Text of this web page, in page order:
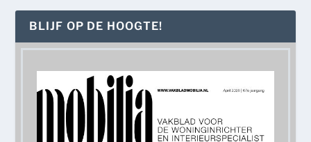
BLIJF OP DE HOOGTE!